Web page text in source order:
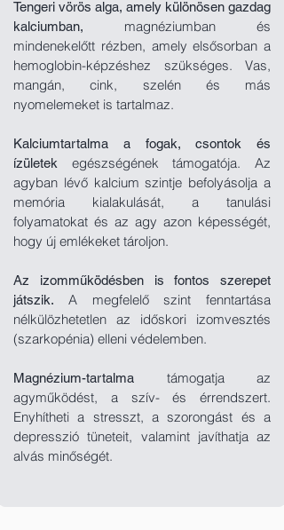
Tengeri vörös alga, amely különösen gazdag
kalciumban, magnéziumban
és
mindenekelőtt rézben, amely elsősorban a
hemoglobin-képzéshez szükséges. Vas,
mangán, cink, szelén és más
nyomelemeket is tartalmaz.
Kalciumtartalma a fogak, csontok és
ízületek
egészségének támogatója. Az
agyban lévő kalcium szintje befolyásolja a
memória kialakulását, a tanulási
folyamatokat és az agy azon képességét,
hogy új emlékeket tároljon.
Az izomműködésben is fontos szerepet
játszik. A megfelelő szint fenntartása
nélkülözhetetlen az időskori izomvesztés
(szarkopénia) elleni védelemben.
Magnézium-tartalma támogatja az
agyműködést, a szív- és érrendszert.
Enyhítheti a stresszt, a szorongást és a
depresszió tüneteit, valamint javíthatja az
alvás minőségét.